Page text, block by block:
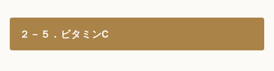
２－５．ビタミンC